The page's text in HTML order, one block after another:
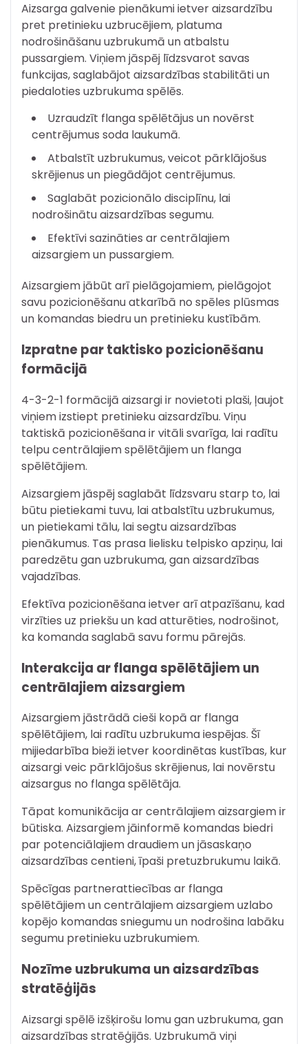
Aizsarga galvenie pienākumi ietver aizsardzību
pret pretinieku uzbrucējiem, platuma
nodrošināšanu uzbrukumā un atbalstu
pussargiem. Viņiem jāspēj līdzsvarot savas
funkcijas, saglabājot aizsardzības stabilitāti un
piedaloties uzbrukuma spēlēs.
Uzraudzīt flanga spēlētājus un novērst
centrējumus soda laukumā.
Atbalstīt uzbrukumus, veicot pārklājošus
skrējienus un piegādājot centrējumus.
Saglabāt pozicionālo disciplīnu, lai
nodrošinātu aizsardzības segumu.
Efektīvi sazināties ar centrālajiem
aizsargiem un pussargiem.
Aizsargiem jābūt arī pielāgojamiem, pielāgojot
savu pozicionēšanu atkarībā no spēles plūsmas
un komandas biedru un pretinieku kustībām.
Izpratne par taktisko pozicionēšanu
formācijā
4-3-2-1 formācijā aizsargi ir novietoti plaši, ļaujot
viņiem izstiept pretinieku aizsardzību. Viņu
taktiskā pozicionēšana ir vitāli svarīga, lai radītu
telpu centrālajiem spēlētājiem un flanga
spēlētājiem.
Aizsargiem jāspēj saglabāt līdzsvaru starp to, lai
būtu pietiekami tuvu, lai atbalstītu uzbrukumus,
un pietiekami tālu, lai segtu aizsardzības
pienākumus. Tas prasa lielisku telpisko apziņu, lai
paredzētu gan uzbrukuma, gan aizsardzības
vajadzības.
Efektīva pozicionēšana ietver arī atpazīšanu, kad
virzīties uz priekšu un kad atturēties, nodrošinot,
ka komanda saglabā savu formu pārejās.
Interakcija ar flanga spēlētājiem un
centrālajiem aizsargiem
Aizsargiem jāstrādā cieši kopā ar flanga
spēlētājiem, lai radītu uzbrukuma iespējas. Šī
mijiedarbība bieži ietver koordinētas kustības, kur
aizsargi veic pārklājošus skrējienus, lai novērstu
aizsargus no flanga spēlētāja.
Tāpat komunikācija ar centrālajiem aizsargiem ir
būtiska. Aizsargiem jāinformē komandas biedri
par potenciālajiem draudiem un jāsaskaņo
aizsardzības centieni, īpaši pretuzbrukumu laikā.
Spēcīgas partnerattiecības ar flanga
spēlētājiem un centrālajiem aizsargiem uzlabo
kopējo komandas sniegumu un nodrošina labāku
segumu pretinieku uzbrukumiem.
Nozīme uzbrukuma un aizsardzības
stratēģijās
Aizsargi spēlē izšķirošu lomu gan uzbrukuma, gan
aizsardzības stratēģijās. Uzbrukumā viņi